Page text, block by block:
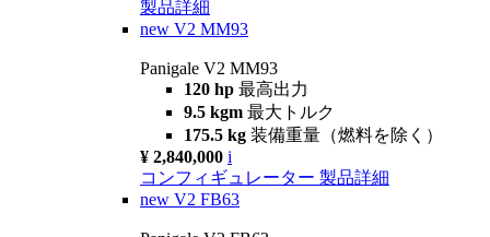
製品詳細
new V2 MM93
Panigale V2 MM93
120 hp 最高出力
9.5 kgm 最大トルク
175.5 kg 装備重量（燃料を除く）
¥ 2,840,000 i
コンフィギュレーター 製品詳細
new V2 FB63